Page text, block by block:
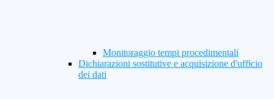
Monitoraggio tempi procedimentali
Dichiarazioni sostitutive e acquisizione d'ufficio
dei dati